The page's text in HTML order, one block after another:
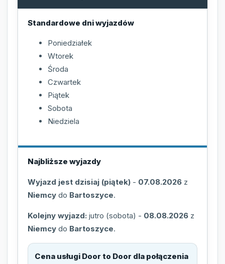
Standardowe dni wyjazdów
Poniedziałek
Wtorek
Środa
Czwartek
Piątek
Sobota
Niedziela
Najbliższe wyjazdy
Wyjazd jest dzisiaj (piątek) - 07.08.2026 z
Niemcy do Bartoszyce.
Kolejny wyjazd: jutro (sobota) - 08.08.2026 z
Niemcy do Bartoszyce.
Cena usługi Door to Door dla połączenia